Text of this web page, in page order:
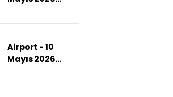
Dijital Dönüşüm
Gerçekleşecek?)
Airport - 10
Mayıs 2026
Teknolojiler İçin